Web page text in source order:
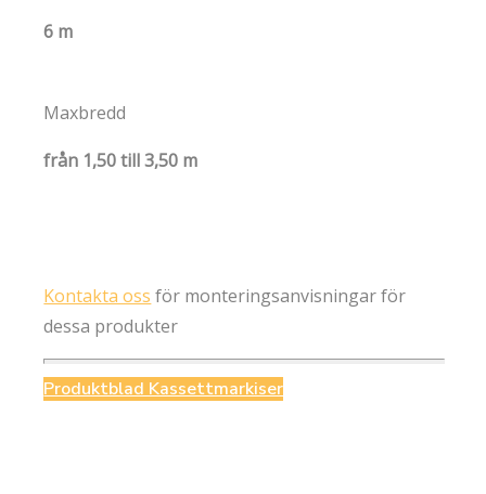
6 m
Maxbredd
från 1,50 till 3,50 m
Kontakta oss för monteringsanvisningar för
dessa produkter
Produktblad Kassettmarkiser